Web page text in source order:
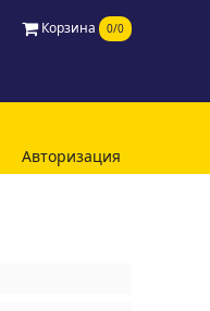
Корзина 0/0
Авторизация